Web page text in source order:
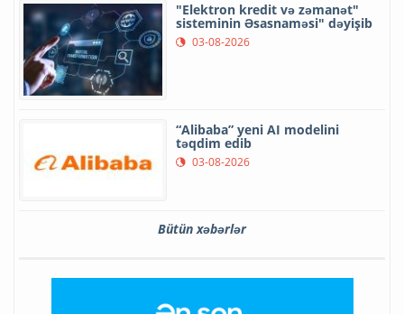
"Elektron kredit və zəmanət"
sisteminin Əsasnaməsi" dəyişib
03-08-2026
“Alibaba” yeni AI modelini
təqdim edib
03-08-2026
Bütün xəbərlər